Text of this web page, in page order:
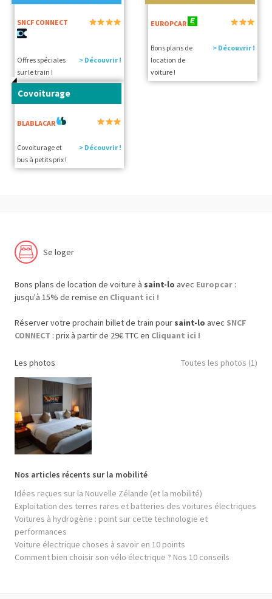
SNCF CONNECT
Offres spéciales
sur le train !
> Découvrir !
EUROPCAR
Bons plans de
location de
voiture !
> Découvrir !
Covoiturage
BLABLACAR
Covoiturage et
bus à petits prix !
> Découvrir !
Se loger
Bons plans de location de voiture à saint-lo avec Europcar :
jusqu'à 15% de remise en Cliquant ici !
Réserver votre prochain billet de train pour saint-lo avec SNCF
CONNECT : prix à partir de 29€ TTC en Cliquant ici !
Les photos Toutes les photos (1)
Nos articles récents sur la mobilité
Idées reçues sur la Nouvelle Zélande (et la mobilité)
Exploitation des terres rares et batteries des voitures électriques
Voitures à hydrogène : point sur cette technologie et
performances
Voiture électrique choses à savoir en 10 points
Comment bien choisir son vélo électrique ? Nos 10 conseils